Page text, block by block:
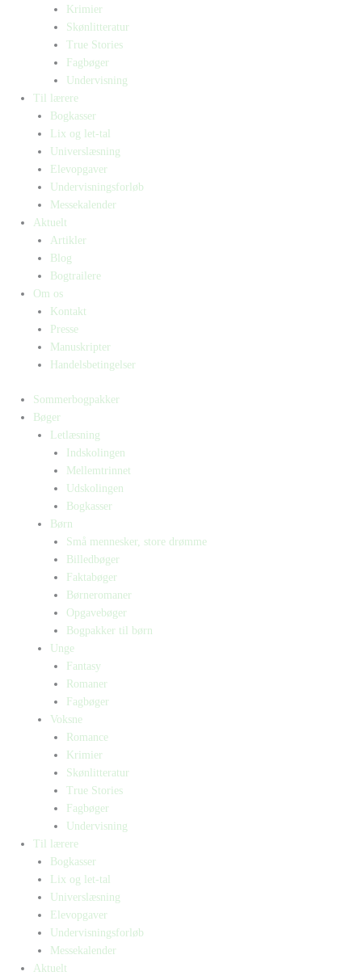
Krimier
Skønlitteratur
True Stories
Fagbøger
Undervisning
Til lærere
Bogkasser
Lix og let-tal
Universlæsning
Elevopgaver
Undervisningsforløb
Messekalender
Aktuelt
Artikler
Blog
Bogtrailere
Om os
Kontakt
Presse
Manuskripter
Handelsbetingelser
Sommerbogpakker
Bøger
Letlæsning
Indskolingen
Mellemtrinnet
Udskolingen
Bogkasser
Børn
Små mennesker, store drømme
Billedbøger
Faktabøger
Børneromaner
Opgavebøger
Bogpakker til børn
Unge
Fantasy
Romaner
Fagbøger
Voksne
Romance
Krimier
Skønlitteratur
True Stories
Fagbøger
Undervisning
Til lærere
Bogkasser
Lix og let-tal
Universlæsning
Elevopgaver
Undervisningsforløb
Messekalender
Aktuelt